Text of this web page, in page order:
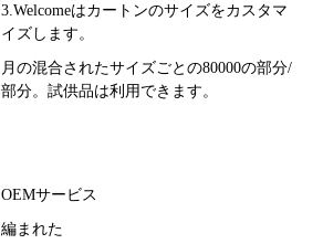
3.Welcomeはカートンのサイズをカスタマ
イズします。
月の混合されたサイズごとの80000の部分/
部分。試供品は利用できます。
OEMサービス
編まれた